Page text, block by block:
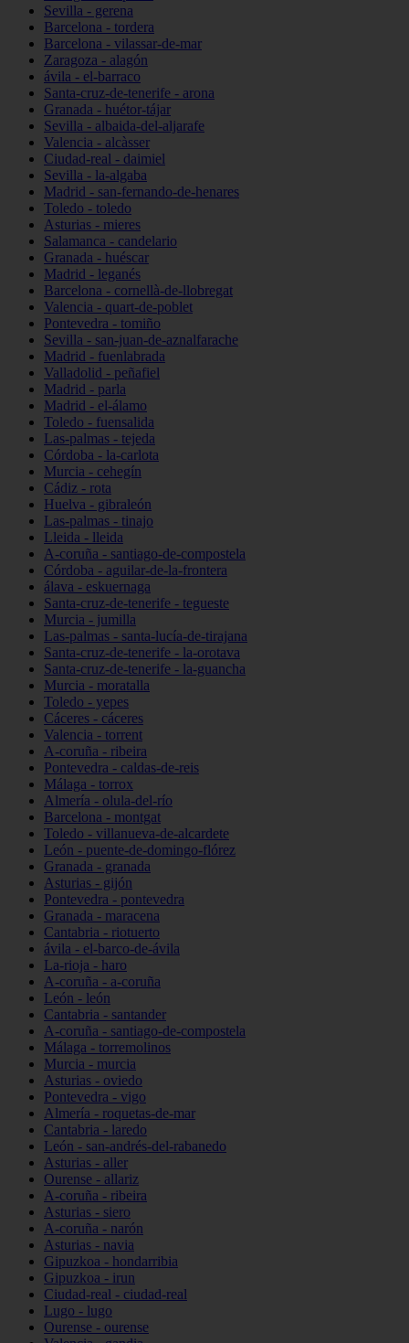
Sevilla - gerena
Barcelona - tordera
Barcelona - vilassar-de-mar
Zaragoza - alagón
ávila - el-barraco
Santa-cruz-de-tenerife - arona
Granada - huétor-tájar
Sevilla - albaida-del-aljarafe
Valencia - alcàsser
Ciudad-real - daimiel
Sevilla - la-algaba
Madrid - san-fernando-de-henares
Toledo - toledo
Asturias - mieres
Salamanca - candelario
Granada - huéscar
Madrid - leganés
Barcelona - cornellà-de-llobregat
Valencia - quart-de-poblet
Pontevedra - tomiño
Sevilla - san-juan-de-aznalfarache
Madrid - fuenlabrada
Valladolid - peñafiel
Madrid - parla
Madrid - el-álamo
Toledo - fuensalida
Las-palmas - tejeda
Córdoba - la-carlota
Murcia - cehegín
Cádiz - rota
Huelva - gibraleón
Las-palmas - tinajo
Lleida - lleida
A-coruña - santiago-de-compostela
Córdoba - aguilar-de-la-frontera
álava - eskuernaga
Santa-cruz-de-tenerife - tegueste
Murcia - jumilla
Las-palmas - santa-lucía-de-tirajana
Santa-cruz-de-tenerife - la-orotava
Santa-cruz-de-tenerife - la-guancha
Murcia - moratalla
Toledo - yepes
Cáceres - cáceres
Valencia - torrent
A-coruña - ribeira
Pontevedra - caldas-de-reis
Málaga - torrox
Almería - olula-del-río
Barcelona - montgat
Toledo - villanueva-de-alcardete
León - puente-de-domingo-flórez
Granada - granada
Asturias - gijón
Pontevedra - pontevedra
Granada - maracena
Cantabria - riotuerto
ávila - el-barco-de-ávila
La-rioja - haro
A-coruña - a-coruña
León - león
Cantabria - santander
A-coruña - santiago-de-compostela
Málaga - torremolinos
Murcia - murcia
Asturias - oviedo
Pontevedra - vigo
Almería - roquetas-de-mar
Cantabria - laredo
León - san-andrés-del-rabanedo
Asturias - aller
Ourense - allariz
A-coruña - ribeira
Asturias - siero
A-coruña - narón
Asturias - navia
Gipuzkoa - hondarribia
Gipuzkoa - irun
Ciudad-real - ciudad-real
Lugo - lugo
Ourense - ourense